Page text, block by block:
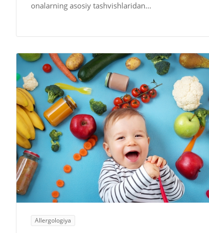
onalarning asosiy tashvishlaridan...
Allergologiya